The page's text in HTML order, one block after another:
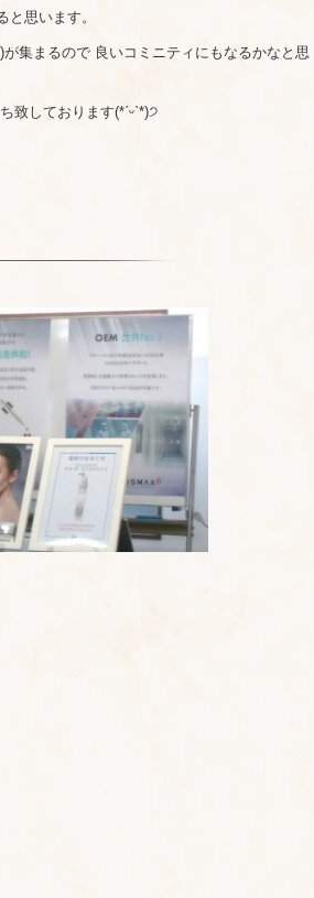
思います。
集まるので 良いコミニティにもなるかなと思
致しております(*ˊᵕˋ*)੭